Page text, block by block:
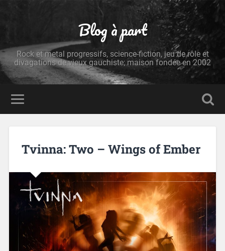
Blog à part
Rock et metal progressifs, science-fiction, jeu de rôle et
divagations de vieux gauchiste; maison fondée en 2002
Tvinna: Two – Wings of Ember